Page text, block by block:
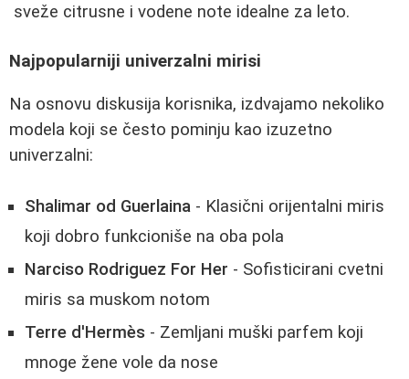
sveže citrusne i vodene note idealne za leto.
Najpopularniji univerzalni mirisi
Na osnovu diskusija korisnika, izdvajamo nekoliko
modela koji se često pominju kao izuzetno
univerzalni:
Shalimar od Guerlaina - Klasični orijentalni miris
koji dobro funkcioniše na oba pola
Narciso Rodriguez For Her - Sofisticirani cvetni
miris sa muskom notom
Terre d'Hermès - Zemljani muški parfem koji
mnoge žene vole da nose